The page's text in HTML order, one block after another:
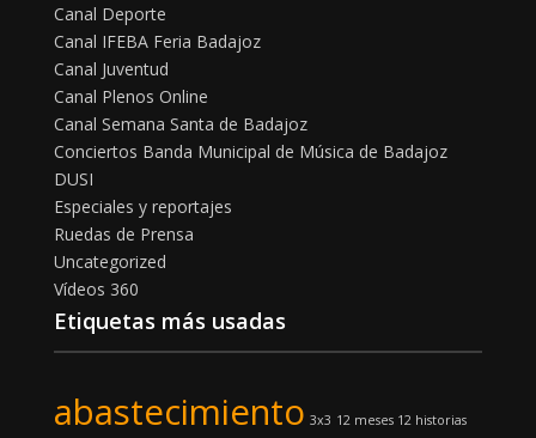
Canal Deporte
Canal IFEBA Feria Badajoz
Canal Juventud
Canal Plenos Online
Canal Semana Santa de Badajoz
Conciertos Banda Municipal de Música de Badajoz
DUSI
Especiales y reportajes
Ruedas de Prensa
Uncategorized
Vídeos 360
Etiquetas más usadas
abastecimiento 3x3 12 meses 12 historias